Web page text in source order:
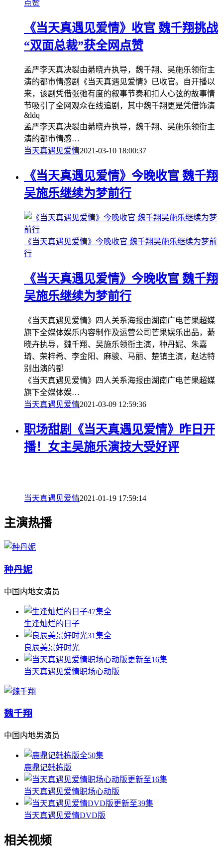
点赞
《当天真遇见爱情》收官 魏千翔挑战
“双面总裁”获全网点赞
孟严李天真决裂由綦晓卉执导，魏千翔、吴施乐领衔主
演的都市情感剧《当天真遇见爱情》已收官。自开播以
来，该剧凭借张弛有度的叙事节奏和扣人心弦的故事情
节吸引了全网观众在线追剧，其中魏千翔更是凭借饰演
&ldq
孟严李天真决裂由綦晓卉执导，魏千翔、吴施乐领衔主
演的都市情感…
当天真遇见爱情2021-03-10 18:00:37
《当天真遇见爱情》今晚收官 魏千翔
吴施乐继续为梦前行
《当天真遇见爱情》今晚收官 魏千翔吴施乐继续为梦前
行
《当天真遇见爱情》今晚收官 魏千翔
吴施乐继续为梦前行
《当天真遇见爱情》四人关系海报由湖南广电芒果超媒
旗下全媒体娱乐内容制作及运营公司芒果娱乐出品，綦
晓卉执导，魏千翔、吴施乐领衔主演，种丹妮、朱嘉
琦、荣梓希、李金阳、麻骏、马丽、楚镇主演，赵达特
别出演的都
《当天真遇见爱情》四人关系海报由湖南广电芒果超媒
旗下全媒体娱…
当天真遇见爱情2021-03-09 12:59:36
职场甜剧《当天真遇见爱情》昨日开
播！女主吴施乐演技大受好评
当天真遇见爱情2021-01-19 17:59:14
主演热播
种丹妮
中国内地女演员
47集全
生逢灿烂的日子
31集全
良辰美景好时光
更新至16集
当天真遇见爱情职场心动版
魏千翔
中国内地男演员
全50集
鹿鼎记韩栋版
更新至16集
当天真遇见爱情职场心动版
更新至39集
当天真遇见爱情DVD版
相关视频